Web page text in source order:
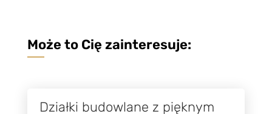
Może to Cię zainteresuje:
Działki budowlane z pięknym